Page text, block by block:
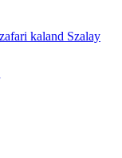
kaland Szalay